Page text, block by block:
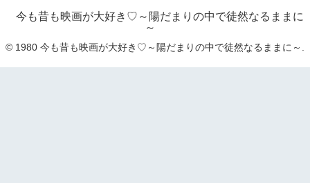
今も昔も映画が大好き♡～陽だまりの中で徒然なるままに
～
© 1980 今も昔も映画が大好き♡～陽だまりの中で徒然なるままに～.